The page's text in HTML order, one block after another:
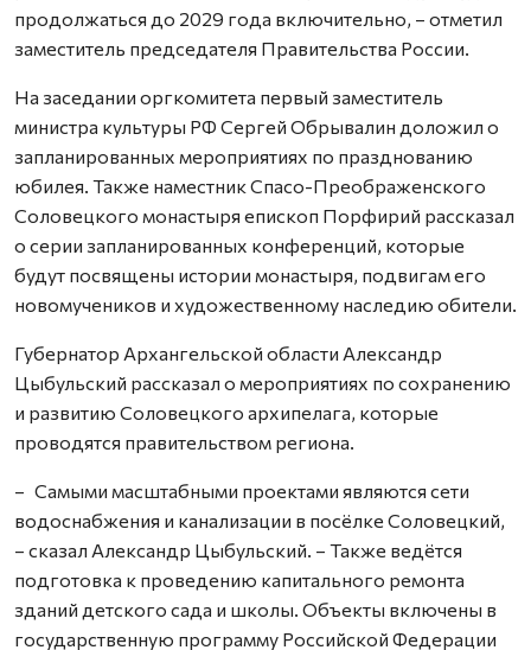
продолжаться до 2029 года включительно, – отметил
заместитель председателя Правительст­ва России.
На заседании оргкомитета первый заместитель
министра культуры РФ Сергей Обрывалин доложил о
запланированных мероприятиях по празднованию
юбилея. Также наместник Спасо-Преображенского
Соловецкого монастыря епископ Порфирий рассказал
о серии запланированных конференций, которые
будут посвящены истории монастыря, подвигам его
новомучеников и художественному наследию обители.
Губернатор Архангельской области Александр
Цыбульский рассказал о мероприятиях по сохранению
и развитию Соловецкого архипелага, которые
проводятся правительством региона.
– Самыми масштабными проектами являются сети
водоснабжения и канализации в посёлке Соловецкий,
– сказал Александр Цыбульский. – Также ведётся
подготовка к проведению капитального ремонта
зданий детского сада и школы. Объекты включены в
государственную программу Российской Федерации